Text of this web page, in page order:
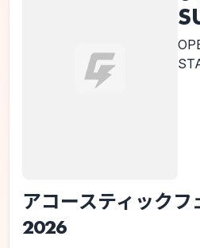
アコースティックフ
2026